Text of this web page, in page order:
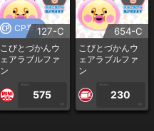
CP専用127-C
こびとづかんウ
ェアラブルファ
ン
1PLAY
575
CP
654-C
こびとづかんウ
ェアラブルファ
ン
1PLAY
230
CP